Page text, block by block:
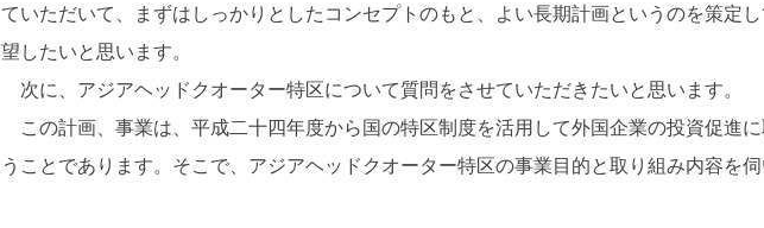
ていただいて、まずはしっかりとしたコンセプトのもと、よい長期計画というのを策定
望したいと思います。
次に、アジアヘッドクオーター特区について質問をさせていただきたいと思います。
この計画、事業は、平成二十四年度から国の特区制度を活用して外国企業の投資促進
うことであります。そこで、アジアヘッドクオーター特区の事業目的と取り組み内容を伺